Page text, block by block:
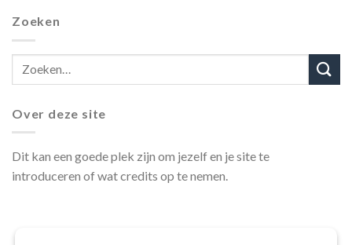
Zoeken
Over deze site
Dit kan een goede plek zijn om jezelf en je site te
introduceren of wat credits op te nemen.